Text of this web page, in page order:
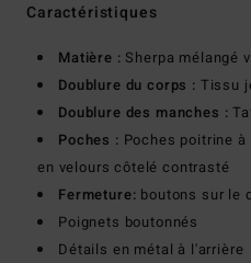
Caractéristiques
Matière : Sherpa mélangé
Doublure du corps : Tissu
Doublure des manches :
Poches : Poches poitrine
en velours côtelé contrasté
Fermeture: boutons sur le
Poignets boutonnés
Détails en métal à l'arrière